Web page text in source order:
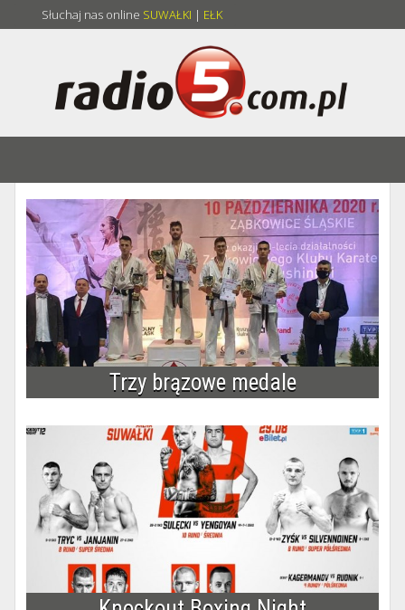
Słuchaj nas online SUWAŁKI | EŁK
Trzy brązowe medale